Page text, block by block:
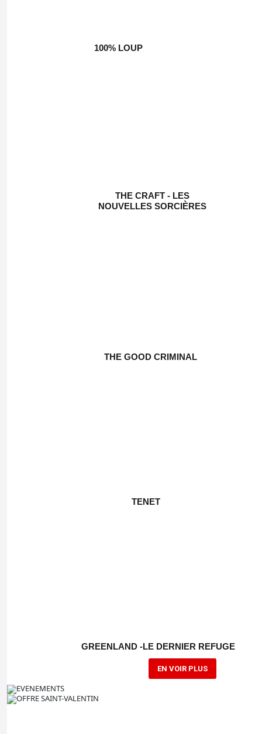
100% LOUP
THE CRAFT - LES
NOUVELLES SORCIÈRES
THE GOOD CRIMINAL
TENET
GREENLAND -LE DERNIER REFUGE
EN VOIR PLUS